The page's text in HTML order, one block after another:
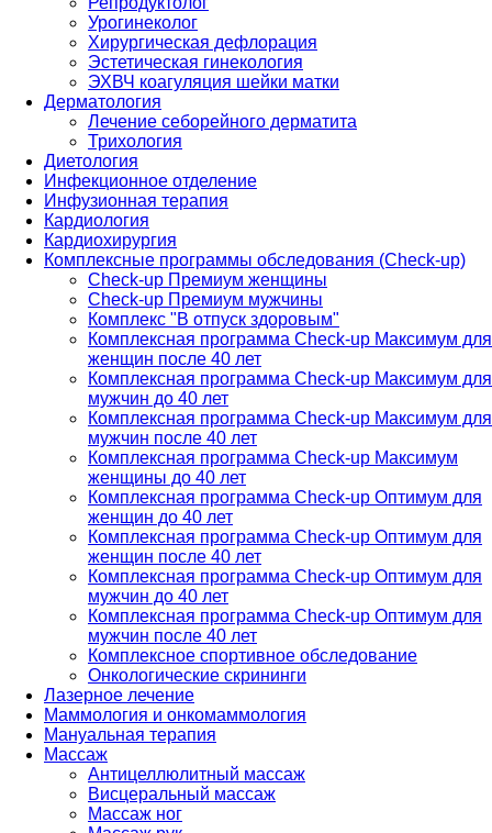
Урогинеколог
Хирургическая дефлорация
Эстетическая гинекология
ЭХВЧ коагуляция шейки матки
Дерматология
Лечение себорейного дерматита
Трихология
Диетология
Инфекционное отделение
Инфузионная терапия
Кардиология
Кардиохирургия
Комплексные программы обследования (Check-up)
Check-up Премиум женщины
Check-up Премиум мужчины
Комплекс "В отпуск здоровым"
Комплексная программа Check-up Максимум для
женщин после 40 лет
Комплексная программа Check-up Максимум для
мужчин до 40 лет
Комплексная программа Check-up Максимум для
мужчин после 40 лет
Комплексная программа Check-up Максимум
женщины до 40 лет
Комплексная программа Check-up Оптимум для
женщин до 40 лет
Комплексная программа Check-up Оптимум для
женщин после 40 лет
Комплексная программа Check-up Оптимум для
мужчин до 40 лет
Комплексная программа Check-up Оптимум для
мужчин после 40 лет
Комплексное спортивное обследование
Онкологические скрининги
Лазерное лечение
Маммология и онкомаммология
Мануальная терапия
Массаж
Антицеллюлитный массаж
Висцеральный массаж
Массаж ног